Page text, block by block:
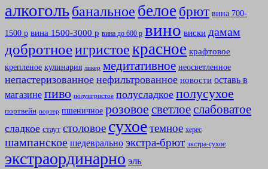
алкогольбанальное белое брют вина 700-
1500 р вина 1500-3000 р вина до 600 р вино виски дамам
добротноеигристоекрасное крафтовое
крепленое кулинария ликер медитативное неосветленное
непастеризованное нефильтрованное новости оставь в
магазине пиво полуигристое полусладкое полусухое
портвейн портер пшеничное розовое светлоеслабоватое
сладкое стаут столовое сухоетемное херес
шампанское шедеврально экстра-брют экстра-сухое
экстраординарно эль